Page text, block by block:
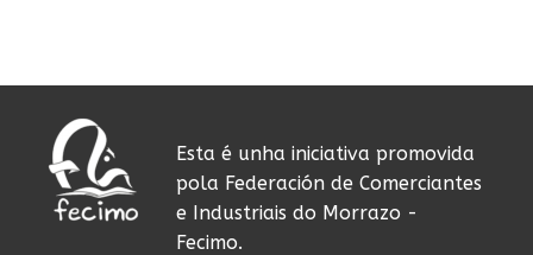
Esta é unha iniciativa promovida
pola Federación de Comerciantes
e Industriais do Morrazo -
Fecimo.